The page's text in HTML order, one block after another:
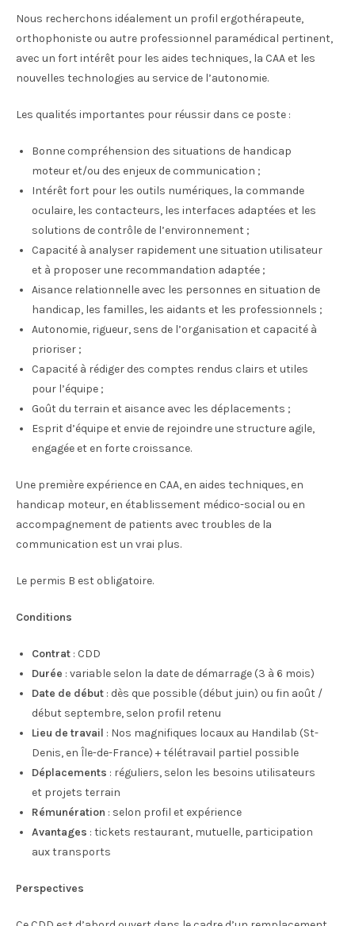
Nous recherchons idéalement un profil ergothérapeute,
orthophoniste ou autre professionnel paramédical pertinent,
avec un fort intérêt pour les aides techniques, la CAA et les
nouvelles technologies au service de l’autonomie.
Les qualités importantes pour réussir dans ce poste :
Bonne compréhension des situations de handicap
moteur et/ou des enjeux de communication ;
Intérêt fort pour les outils numériques, la commande
oculaire, les contacteurs, les interfaces adaptées et les
solutions de contrôle de l’environnement ;
Capacité à analyser rapidement une situation utilisateur
et à proposer une recommandation adaptée ;
Aisance relationnelle avec les personnes en situation de
handicap, les familles, les aidants et les professionnels ;
Autonomie, rigueur, sens de l’organisation et capacité à
prioriser ;
Capacité à rédiger des comptes rendus clairs et utiles
pour l’équipe ;
Goût du terrain et aisance avec les déplacements ;
Esprit d’équipe et envie de rejoindre une structure agile,
engagée et en forte croissance.
Une première expérience en CAA, en aides techniques, en
handicap moteur, en établissement médico-social ou en
accompagnement de patients avec troubles de la
communication est un vrai plus.
Le permis B est obligatoire.
Conditions
Contrat : CDD
Durée : variable selon la date de démarrage (3 à 6 mois)
Date de début : dès que possible (début juin) ou fin août /
début septembre, selon profil retenu
Lieu de travail : Nos magnifiques locaux au Handilab (St-
Denis, en Île-de-France) + télétravail partiel possible
Déplacements : réguliers, selon les besoins utilisateurs
et projets terrain
Rémunération : selon profil et expérience
Avantages : tickets restaurant, mutuelle, participation
aux transports
Perspectives